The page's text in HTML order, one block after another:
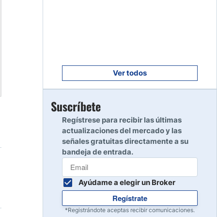
Leer reseña
10
Ver todos
Suscríbete
Regístrese para recibir las últimas
actualizaciones del mercado y las
señales gratuitas directamente a su
bandeja de entrada.
Ayúdame a elegir un Broker
Regístrate
*Registrándote aceptas recibir comunicaciones.